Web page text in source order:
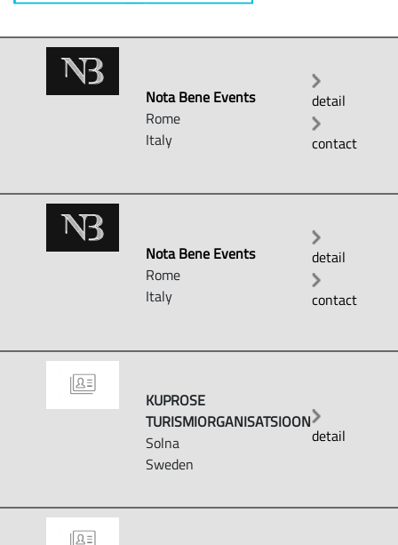
Nota Bene Events
Rome
Italy
detail
contact
Nota Bene Events
Rome
Italy
detail
contact
KUPROSE
TURISMIORGANISATSIOON
Solna
Sweden
detail